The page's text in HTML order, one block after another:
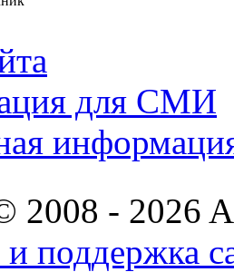
для СМИ
2008 - 2026
и поддержка